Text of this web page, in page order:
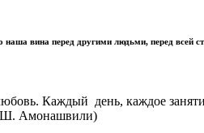
наша вина перед другими людьми, перед всей
Каждый день, каждое
( Ш. Амонашвили)